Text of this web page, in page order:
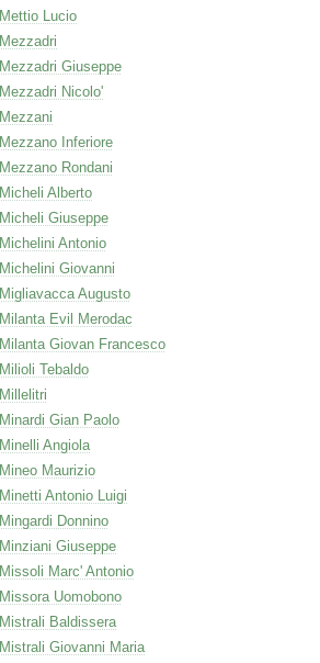
Mettio Lucio
Mezzadri
Mezzadri Giuseppe
Mezzadri Nicolo'
Mezzani
Mezzano Inferiore
Mezzano Rondani
Micheli Alberto
Micheli Giuseppe
Michelini Antonio
Michelini Giovanni
Migliavacca Augusto
Milanta Evil Merodac
Milanta Giovan Francesco
Milioli Tebaldo
Millelitri
Minardi Gian Paolo
Minelli Angiola
Mineo Maurizio
Minetti Antonio Luigi
Mingardi Donnino
Minziani Giuseppe
Missoli Marc' Antonio
Missora Uomobono
Mistrali Baldissera
Mistrali Giovanni Maria